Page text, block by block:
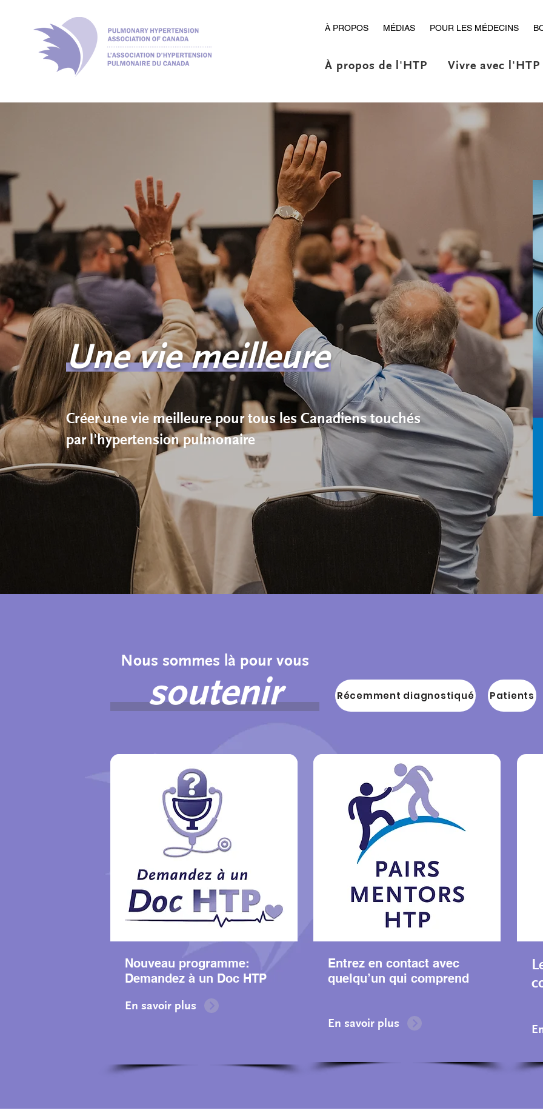
À PROPOS MÉDIAS POUR LES MÉDECINS
À propos de l'HTP Vivre avec l'HTP
Une vie meilleure
Créer une vie meilleure pour tous les Canadiens touchés
par l'hypertension pulmonaire
Nous sommes là pour vous
soutenir Récemment diagnostiqué Patients
Nouveau programme:
Demandez à un Doc HTP
En savoir plus
Entrez en contact avec
quelqu’un qui comprend
En savoir plus